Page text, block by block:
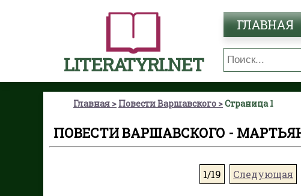
LITERATYRI.NET
ГЛАВНАЯ
Главная Повести Варшавского Страница 1
ПОВЕСТИ ВАРШАВСКОГО -
1/19 Следующая